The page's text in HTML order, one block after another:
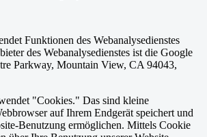
Funktionen des Webanalysedienstes
des Webanalysedienstes ist die Google
Parkway, Mountain View, CA 94043,
"Cookies." Das sind kleine
auf Ihrem Endgerät speichert und
Benutzung ermöglichen. Mittels Cookie